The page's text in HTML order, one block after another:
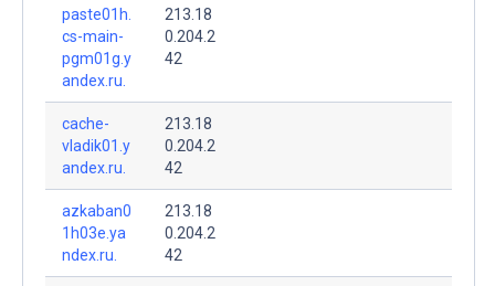
paste01h.
cs-main-
pgm01g.y
andex.ru.
213.18
0.204.2
42
cache-
vladik01.y
andex.ru.
213.18
0.204.2
42
azkaban0
1h03e.ya
ndex.ru.
213.18
0.204.2
42